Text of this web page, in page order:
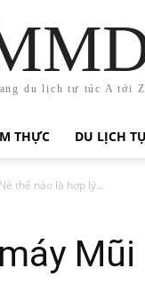
du lịch tự túc A tới
THỰC DU LỊCH
thế nào là hợp lý...